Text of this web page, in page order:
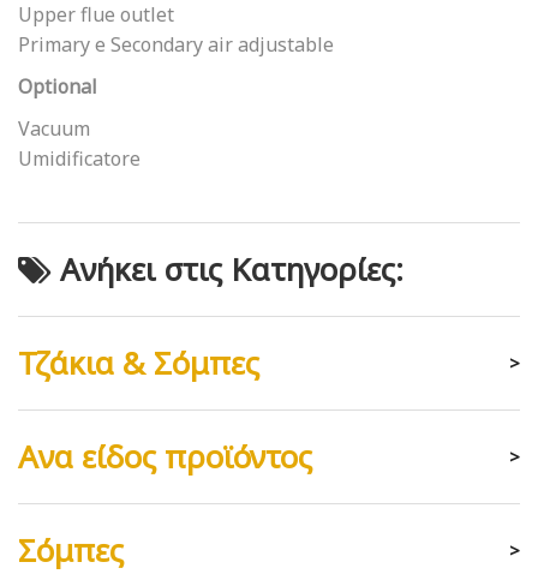
Upper flue outlet
Primary e Secondary air adjustable
Optional
Vacuum
Umidificatore
Ανήκει στις Κατηγορίες:
Τζάκια & Σόμπες >
Ανα είδος προϊόντος >
Σόμπες >